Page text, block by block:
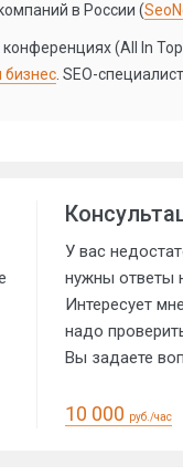
в России (
(All In
бизнес . SEO-
У вас
нужны ответы
Интересует
надо
Вы задаете
10 000 руб./час